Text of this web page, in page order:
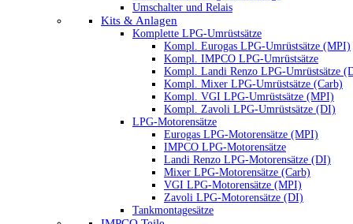
Umschalter und Relais
Kits & Anlagen
Komplette LPG-Umrüstsätze
Kompl. Eurogas LPG-Umrüstsätze (MPI)
Kompl. IMPCO LPG-Umrüstsätze
Kompl. Landi Renzo LPG-Umrüstsätze
Kompl. Mixer LPG-Umrüstsätze (Carb)
Kompl. VGI LPG-Umrüstsätze (MPI)
Kompl. Zavoli LPG-Umrüstsätze (DI)
LPG-Motorensätze
Eurogas LPG-Motorensätze (MPI)
IMPCO LPG-Motorensätze
Landi Renzo LPG-Motorensätze (DI)
Mixer LPG-Motorensätze (Carb)
VGI LPG-Motorensätze (MPI)
Zavoli LPG-Motorensätze (DI)
Tankmontagesätze